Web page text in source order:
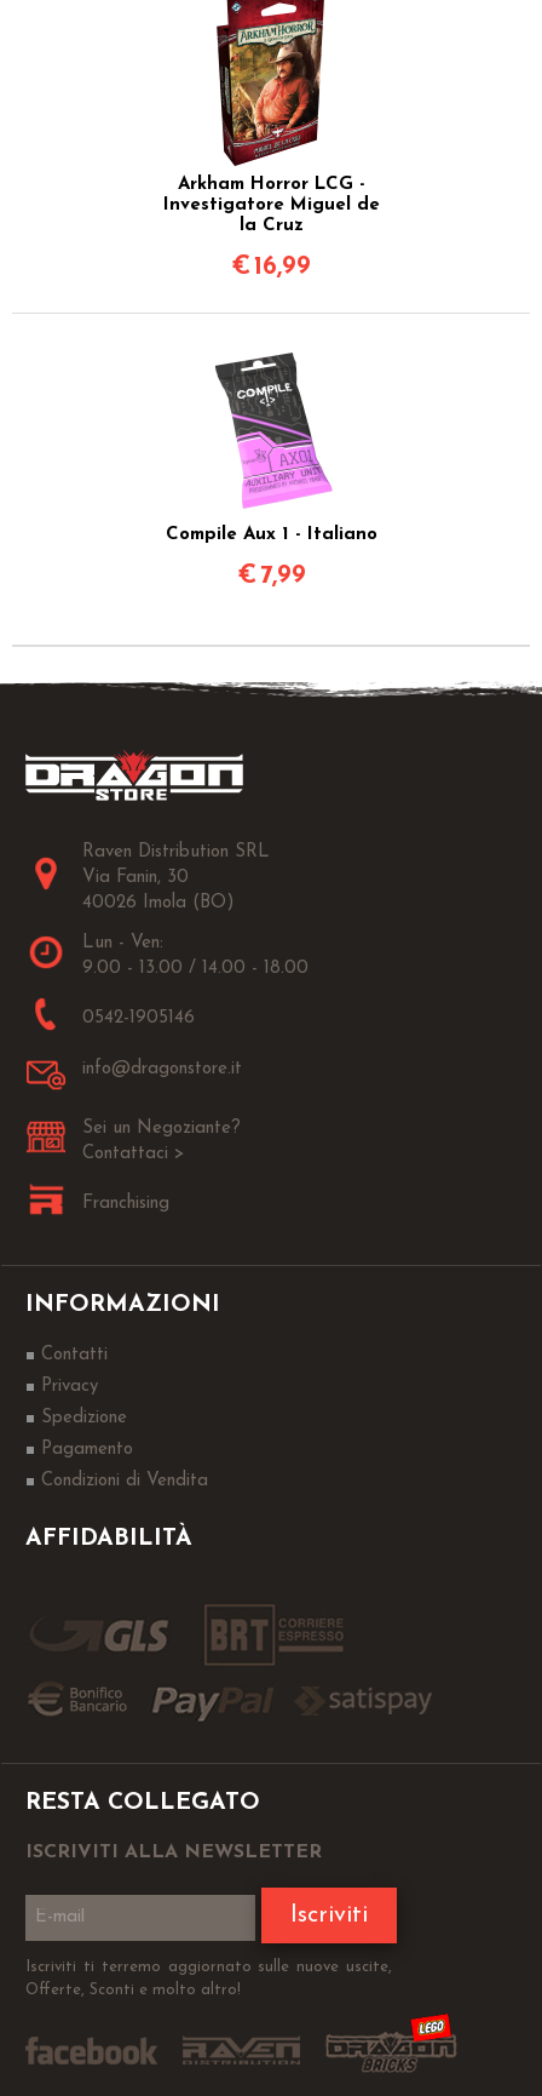
Arkham Horror LCG -
Investigatore Miguel de
la Cruz
€ 16,99
Compile Aux 1 - Italiano
€ 7,99
Raven Distribution SRL
Via Fanin, 30
40026 Imola (BO)
Lun - Ven:
9.00 - 13.00 / 14.00 - 18.00
0542-1905146
info@dragonstore.it
Sei un Negoziante?
Contattaci >
Franchising
INFORMAZIONI
Contatti
Privacy
Spedizione
Pagamento
Condizioni di Vendita
AFFIDABILITÀ
RESTA COLLEGATO
ISCRIVITI ALLA NEWSLETTER
Iscriviti
Iscriviti ti terremo aggiornato sulle nuove uscite,
Offerte, Sconti e molto altro!